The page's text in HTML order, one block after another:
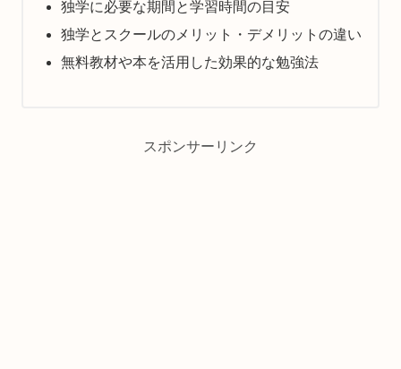
独学に必要な期間と学習時間の目安
独学とスクールのメリット・デメリットの違い
無料教材や本を活用した効果的な勉強法
スポンサーリンク